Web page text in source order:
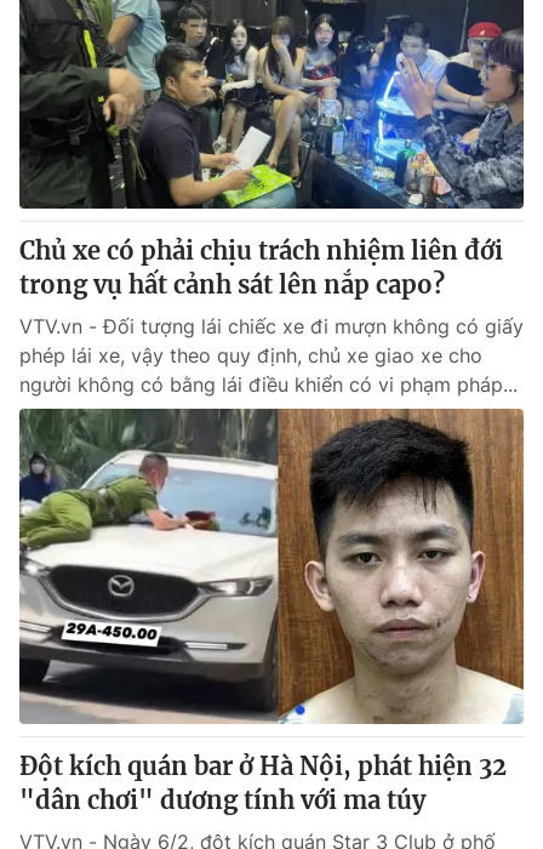
Chủ xe có phải chịu trách nhiệm liên đới
trong vụ hất cảnh sát lên nắp capo?
VTV.vn - Đối tượng lái chiếc xe đi mượn không có giấy
phép lái xe, vậy theo quy định, chủ xe giao xe cho
người không có bằng lái điều khiển có vi phạm pháp...
Đột kích quán bar ở Hà Nội, phát hiện 32
"dân chơi" dương tính với ma túy
VTV.vn - Ngày 6/2, đột kích quán Star 3 Club ở phố